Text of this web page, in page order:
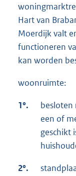
Hart van
Moerdijk valt
functioneren
kan worden
woonruimte:
1°.
besloten
een of
geschikt
2°.